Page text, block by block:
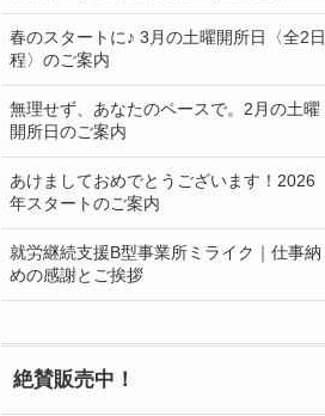
春のスタートに♪ 3月の土曜開所日〈全2日
程〉のご案内
無理せず、あなたのペースで。2月の土曜
開所日のご案内
あけましておめでとうございます！2026
年スタートのご案内
就労継続支援B型事業所ミライク｜仕事納
めの感謝とご挨拶
絶賛販売中！